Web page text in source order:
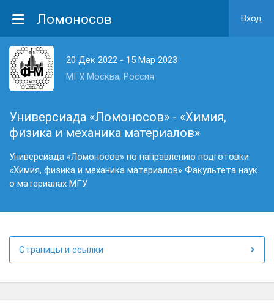
Ломоносов Вход
20 Дек 2022 - 15 Мар 2023
МГУ, Москва, Россия
Универсиада «Ломоносов» - «Химия,
физика и механика материалов»
Универсиада «Ломоносов» по направлению подготовки
«Химия, физика и механика материалов» Факультета наук
о материалах МГУ
Страницы и ссылки